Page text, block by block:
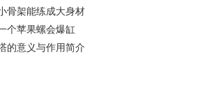
骨架能练成大身材
个苹果螺会爆缸
的意义与作用简介